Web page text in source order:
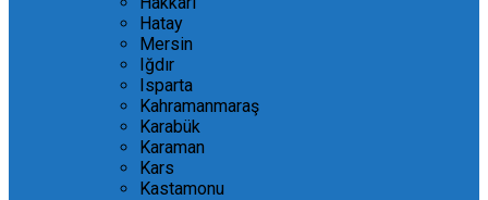
Hatay
Mersin
Iğdır
Isparta
Kahramanmaraş
Karabük
Karaman
Kars
Kastamonu